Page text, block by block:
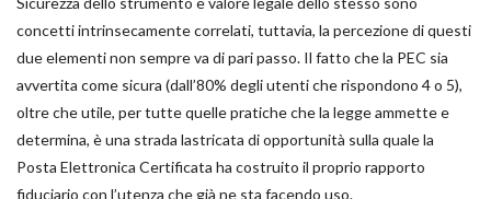
concetti intrinsecamente correlati, tuttavia, la percezione di questi
due elementi non sempre va di pari passo. Il fatto che la PEC sia
avvertita come sicura (dall’80% degli utenti che rispondono 4 o 5),
oltre che utile, per tutte quelle pratiche che la legge ammette e
determina, è una strada lastricata di opportunità sulla quale la
Posta Elettronica Certificata ha costruito il proprio rapporto
fiduciario con l’utenza che già ne sta facendo uso.